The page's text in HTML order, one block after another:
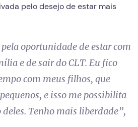
pelo desejo de estar mais
oportunidade de estar com
e de sair do CLT. Eu fico
com meus filhos, que
e isso me possibilita
deles. Tenho mais liberdade”,